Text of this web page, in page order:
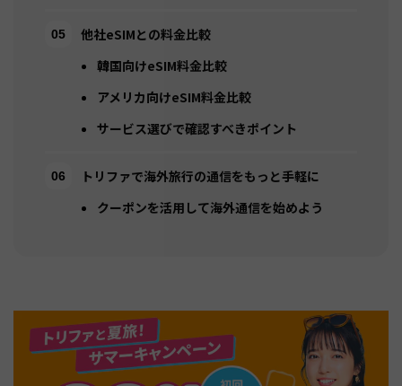
他社eSIMとの料金比較
韓国向けeSIM料金比較
アメリカ向けeSIM料金比較
サービス選びで確認すべきポイント
トリファで海外旅行の通信をもっと手軽に
クーポンを活用して海外通信を始めよう